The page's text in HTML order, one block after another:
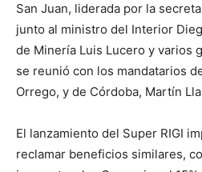
San Juan, liderada por la
junto al ministro del Interior
de Minería Luis Lucero y varios
se reunió con los mandatarios
Orrego, y de Córdoba, Martín
El lanzamiento del Super RIGI
reclamar beneficios similares,